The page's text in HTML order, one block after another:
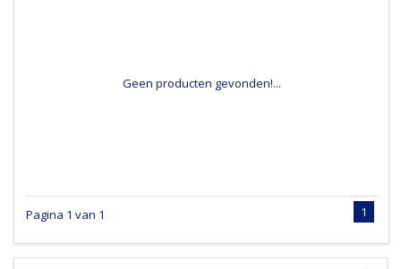
Geen producten gevonden!...
Pagina 1 van 1 1